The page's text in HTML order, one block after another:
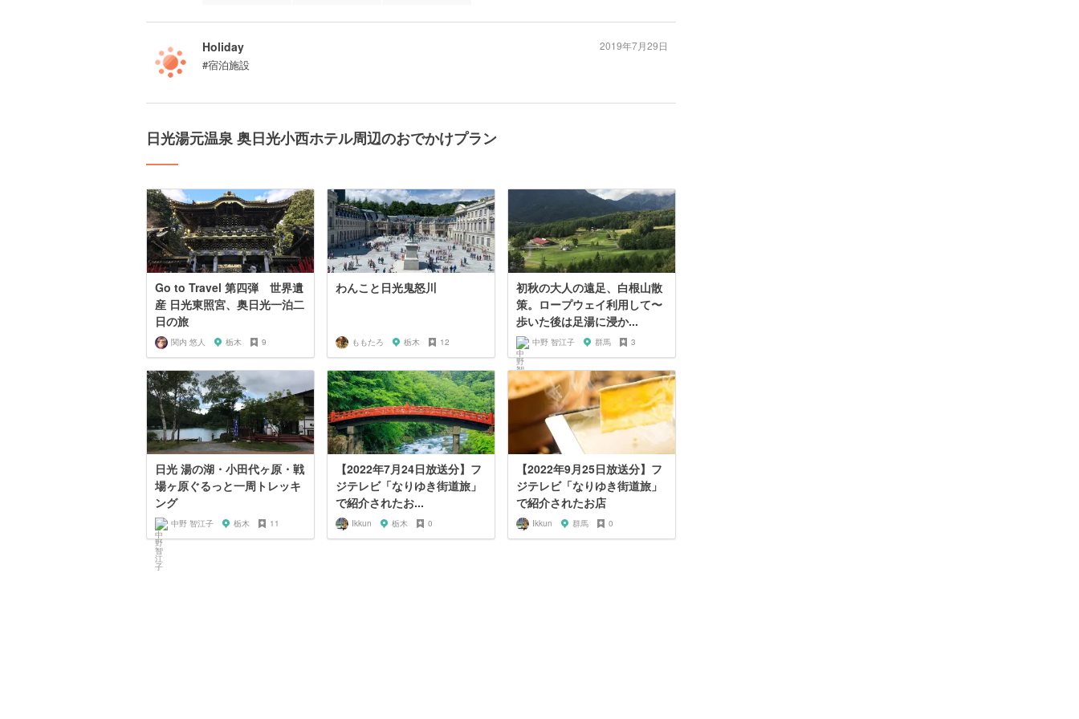
Holiday
#宿泊施設
2019年7月29日
日光湯元温泉 奥日光小西ホテル周辺のおでかけプラン
Go to Travel 第四弾 世界遺
産 日光東照宮、奥日光一泊二
日の旅
関内 悠人 栃木 9
わんこと日光鬼怒川
ももたろ 栃木 12
初秋の大人の遠足、白根山散
策。ロープウェイ利用して〜
歩いた後は足湯に浸か...
中野 智江子 群馬 3
日光 湯の湖・小田代ヶ原・戦
場ヶ原ぐるっと一周トレッキ
ング
中野 智江子 栃木 11
【2022年7月24日放送分】フ
ジテレビ「なりゆき街道旅」
で紹介されたお...
Ikkun 栃木 0
【2022年9月25日放送分】フ
ジテレビ「なりゆき街道旅」
で紹介されたお店
Ikkun 群馬 0